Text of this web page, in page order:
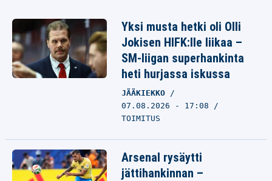
Yksi musta hetki oli Olli
Jokisen HIFK:lle liikaa –
SM-liigan superhankinta
heti hurjassa iskussa
JÄÄKIEKKO
07.08.2026 - 17:08
TOIMITUS
Arsenal rysäytti
jättihankinnan –